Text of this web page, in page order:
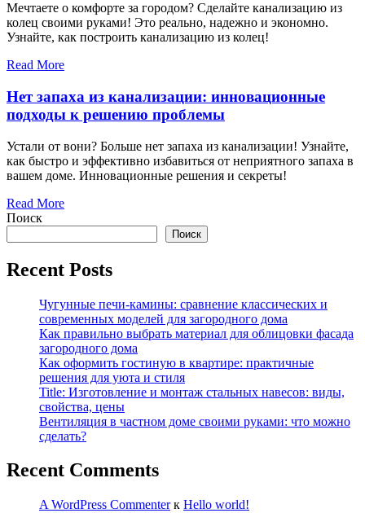
Мечтаете о комфорте за городом? Сделайте канализацию из
колец своими руками! Это реально, надежно и экономно.
Узнайте, как построить канализацию из колец!
Read More
Нет запаха из канализации: инновационные
подходы к решению проблемы
Устали от вони? Больше нет запаха из канализации! Узнайте,
как быстро и эффективно избавиться от неприятного запаха в
вашем доме. Инновационные решения и секреты!
Read More
Поиск
Поиск
Recent Posts
Чугунные печи-камины: сравнение классических и
современных моделей для загородного дома
Как правильно выбрать материал для облицовки фасада
загородного дома
Как оформить гостиную в квартире: практичные
решения для уюта и стиля
Title: Изготовление и монтаж стальных навесов: виды,
свойства, цены
Вентиляция в частном доме своими руками: что можно
сделать?
Recent Comments
A WordPress Commenterк Hello world!